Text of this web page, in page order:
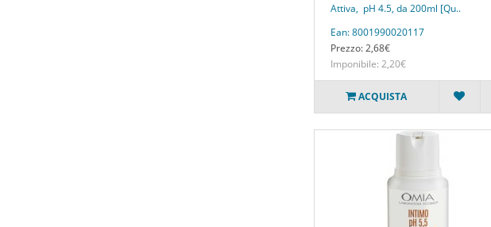
Attiva, pH 4.5, da 200ml [Qu..
Ean: 8001990020117
Prezzo: 2,68€
Imponibile: 2,20€
ACQUISTA